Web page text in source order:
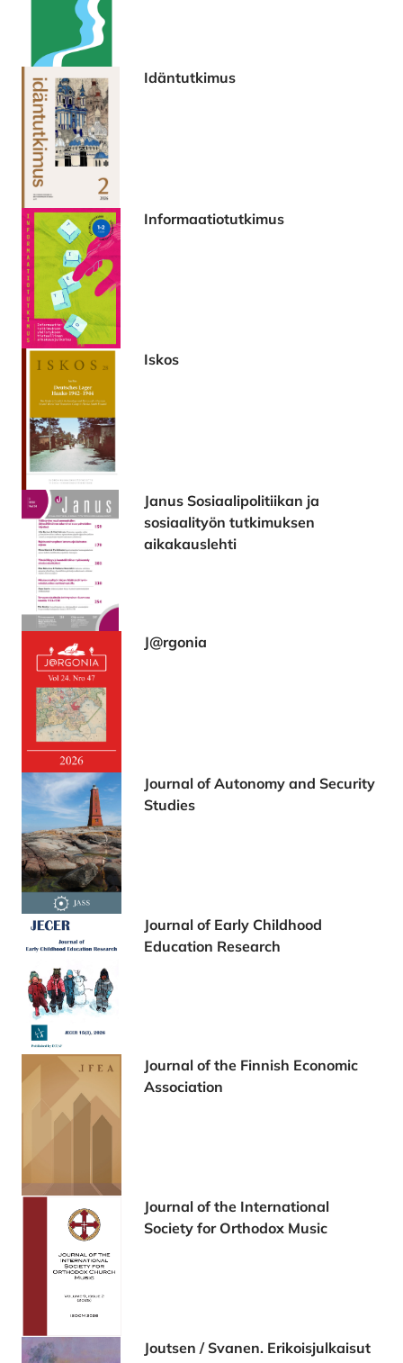
Idäntutkimus
Informaatiotutkimus
Iskos
Janus Sosiaalipolitiikan ja
sosiaalityön tutkimuksen
aikakauslehti
J@rgonia
Journal of Autonomy and Security
Studies
Journal of Early Childhood
Education Research
Journal of the Finnish Economic
Association
Journal of the International
Society for Orthodox Music
Joutsen / Svanen. Erikoisjulkaisut